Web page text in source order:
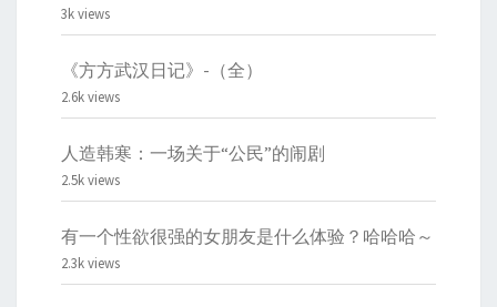
3k views
《方方武汉日记》-（全）
2.6k views
人造韩寒：一场关于“公民”的闹剧
2.5k views
有一个性欲很强的女朋友是什么体验？哈哈哈～
2.3k views